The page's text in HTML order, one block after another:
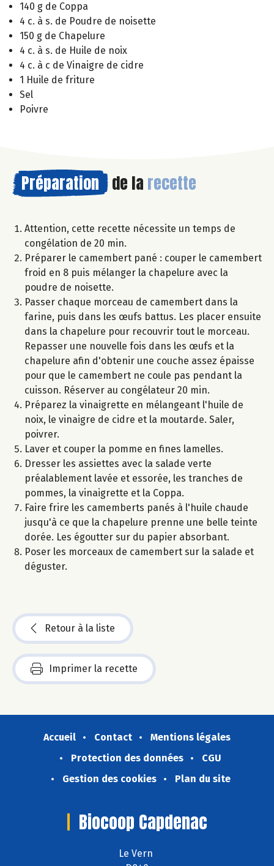
140 g de Coppa
4 c. à s. de Poudre de noisette
150 g de Chapelure
4 c. à s. de Huile de noix
4 c. à c de Vinaigre de cidre
1 Huile de friture
Sel
Poivre
Préparation de la recette
Attention, cette recette nécessite un temps de
congélation de 20 min.
Préparer le camembert pané : couper le camembert
froid en 8 puis mélanger la chapelure avec la
poudre de noisette.
Passer chaque morceau de camembert dans la
farine, puis dans les œufs battus. Les placer ensuite
dans la chapelure pour recouvrir tout le morceau.
Repasser une nouvelle fois dans les œufs et la
chapelure afin d'obtenir une couche assez épaisse
pour que le camembert ne coule pas pendant la
cuisson. Réserver au congélateur 20 min.
Préparez la vinaigrette en mélangeant l'huile de
noix, le vinaigre de cidre et la moutarde. Saler,
poivrer.
Laver et couper la pomme en fines lamelles.
Dresser les assiettes avec la salade verte
préalablement lavée et essorée, les tranches de
pommes, la vinaigrette et la Coppa.
Faire frire les camemberts panés à l'huile chaude
jusqu'à ce que la chapelure prenne une belle teinte
dorée. Les égoutter sur du papier absorbant.
Poser les morceaux de camembert sur la salade et
déguster.
Retour à la liste
Imprimer la recette
Accueil Contact
Mentions légales
Protection des données
CGU
Gestion des cookies
Plan du site
Biocoop Capdenac
Le Vern